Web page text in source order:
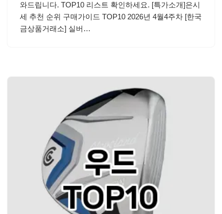
와드립니다. TOP10 리스트 확인하세요. [특가소개]은시
세 추천 순위 구매가이드 TOP10 2026년 4월4주차 [한국
금상품거래소] 실버…